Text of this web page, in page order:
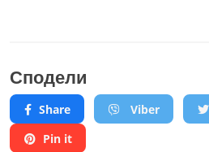
Сподели
Share Viber
Pin it